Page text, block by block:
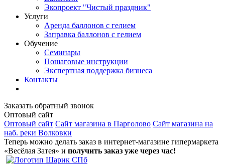
Экопроект "Чистый праздник"
Услуги
Аренда баллонов с гелием
Заправка баллонов с гелием
Обучение
Семинары
Пошаговые инструкции
Экспертная поддержка бизнеса
Контакты
Заказать обратный звонок
Оптовый сайт
Оптовый сайт Сайт магазина в Парголово Сайт магазина на
наб. реки Волковки
Теперь можно делать заказ в интернет-магазине гипермаркета
«Весёлая Затея» и получить заказ уже через час!